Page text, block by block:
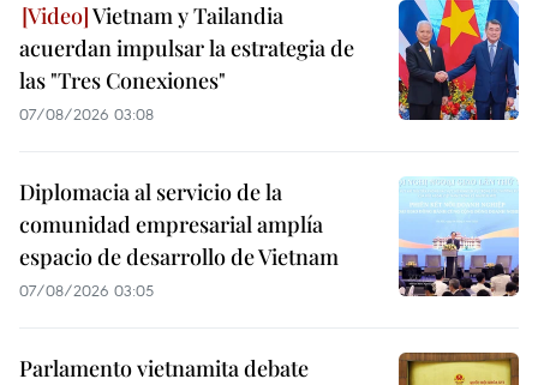
Vietnam y Tailandia
acuerdan impulsar la estrategia de
las "Tres Conexiones"
07/08/2026 03:08
Diplomacia al servicio de la
comunidad empresarial amplía
espacio de desarrollo de Vietnam
07/08/2026 03:05
Parlamento vietnamita debate